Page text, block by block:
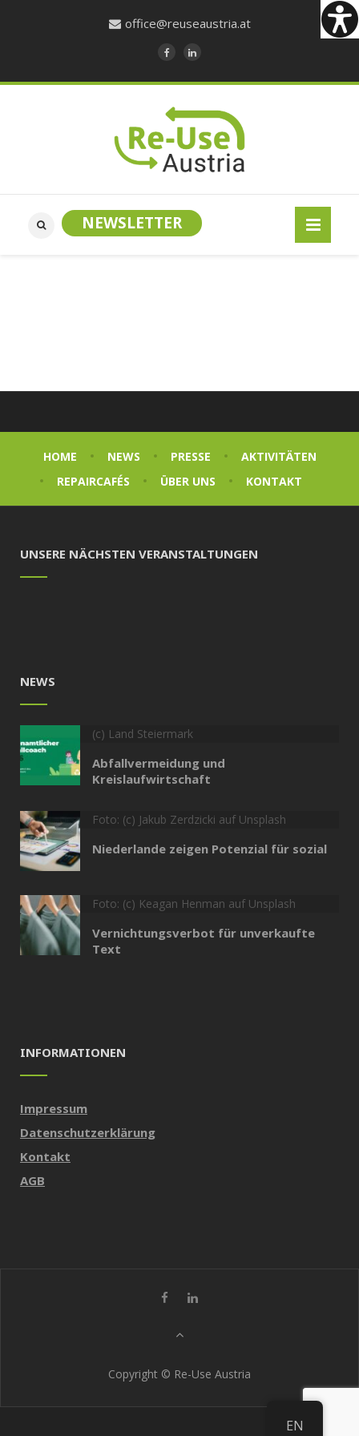
office@reuseaustria.at
NEWSLETTER
HOME NEWS PRESSE
AKTIVITÄTEN
REPAIRCAFÉS
ÜBER UNS KONTAKT
UNSERE NÄCHSTEN VERANSTALTUNGEN
NEWS
(c) Land Steiermark
Abfallvermeidung und
Kreislaufwirtschaft
Foto: (c) Jakub Zerdzicki auf Unsplash
Niederlande zeigen Potenzial für sozial
Foto: (c) Keagan Henman auf Unsplash
Vernichtungsverbot für unverkaufte
Text
INFORMATIONEN
Impressum
Datenschutzerklärung
Kontakt
AGB
Copyright © Re-Use Austria
EN